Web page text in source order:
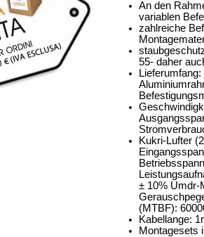
An den
variablen
zahlreiche
55- daher
Kukri-Lufter
± 10% Umdr-
(MTBF):
Kabellange:
Montagesets